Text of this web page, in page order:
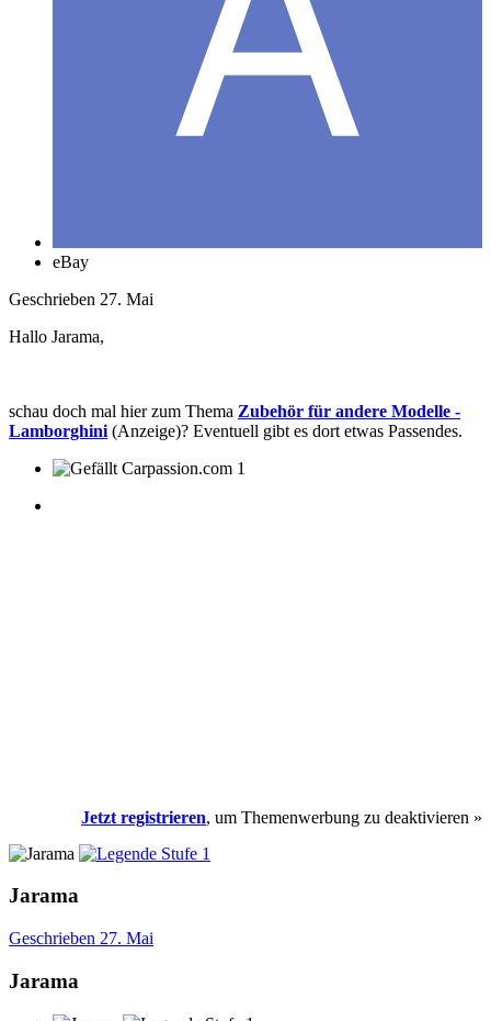
eBay
Geschrieben 27. Mai
Hallo Jarama,
schau doch mal hier zum Thema Zubehör für andere Modelle -
Lamborghini (Anzeige)? Eventuell gibt es dort etwas Passendes.
1
Jetzt registrieren, um Themenwerbung zu deaktivieren »
Jarama
Geschrieben 27. Mai
Jarama